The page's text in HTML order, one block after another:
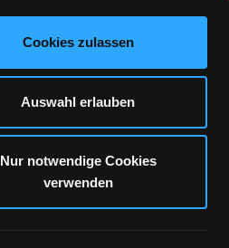
Cookies zulassen
Auswahl erlauben
Nur notwendige Cookies
verwenden